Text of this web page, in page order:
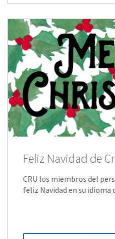
Feliz Navidad de
CRU los miembros del
feliz Navidad en su idioma